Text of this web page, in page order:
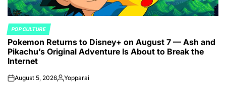
POSTED
IN
POP CULTURE
Pokemon Returns to Disney+ on August 7 — Ash and
Pikachu’s Original Adventure Is About to Break the
Internet
onAugust 5, 2026Posted
Yopparai